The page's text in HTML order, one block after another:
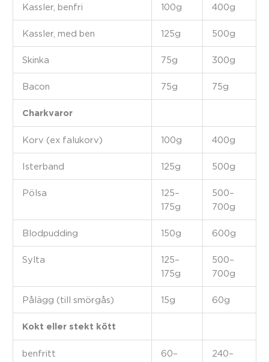
Kassler, benfri 100g 400g
Kassler, med ben 125g 500g
Skinka 75g 300g
Bacon 75g 75g
Charkvaror
Korv (ex falukorv) 100g 400g
Isterband 125g 500g
Pölsa
125–
175g
500–
700g
Blodpudding 150g 600g
Sylta
125–
175g
500–
700g
Pålägg (till smörgås) 15g 60g
Kokt eller stekt kött
benfritt
60–
240–